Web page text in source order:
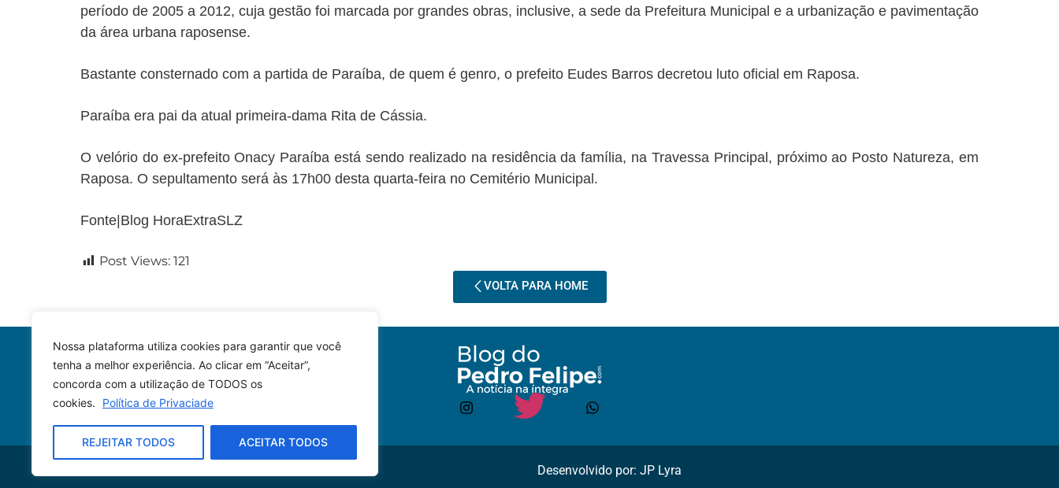
Nossa plataforma utiliza cookies para garantir que você
tenha a melhor experiência. Ao clicar em “Aceitar”,
concorda com a utilização de TODOS os
cookies.
Política de Privaciade
REJEITAR TODOS ACEITAR TODOS
período de 2005 a 2012, cuja gestão foi marcada por grandes obras, inclusive, a sede da Prefeitura Municipal e a urbanização e pavimentação
da área urbana raposense.
Bastante consternado com a partida de Paraíba, de quem é genro, o prefeito Eudes Barros decretou luto oficial em Raposa.
Paraíba era pai da atual primeira-dama Rita de Cássia.
O velório do ex-prefeito Onacy Paraíba está sendo realizado na residência da família, na Travessa Principal, próximo ao Posto Natureza, em
Raposa. O sepultamento será às 17h00 desta quarta-feira no Cemitério Municipal.
Fonte|Blog HoraExtraSLZ
Post Views: 121
VOLTA PARA HOME
© 2023 – Todos os direitos reservados. Desenvolvido por: JP Lyra